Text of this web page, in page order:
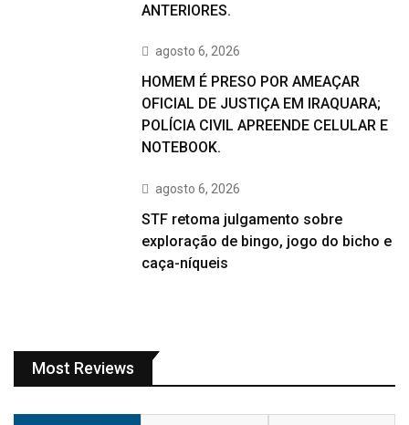
ANTERIORES.
agosto 6, 2026
HOMEM É PRESO POR AMEAÇAR
OFICIAL DE JUSTIÇA EM IRAQUARA;
POLÍCIA CIVIL APREENDE CELULAR E
NOTEBOOK.
agosto 6, 2026
STF retoma julgamento sobre
exploração de bingo, jogo do bicho e
caça-níqueis
Most Reviews